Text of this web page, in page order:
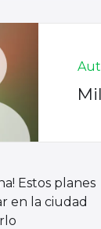
Estos planes
en la ciudad